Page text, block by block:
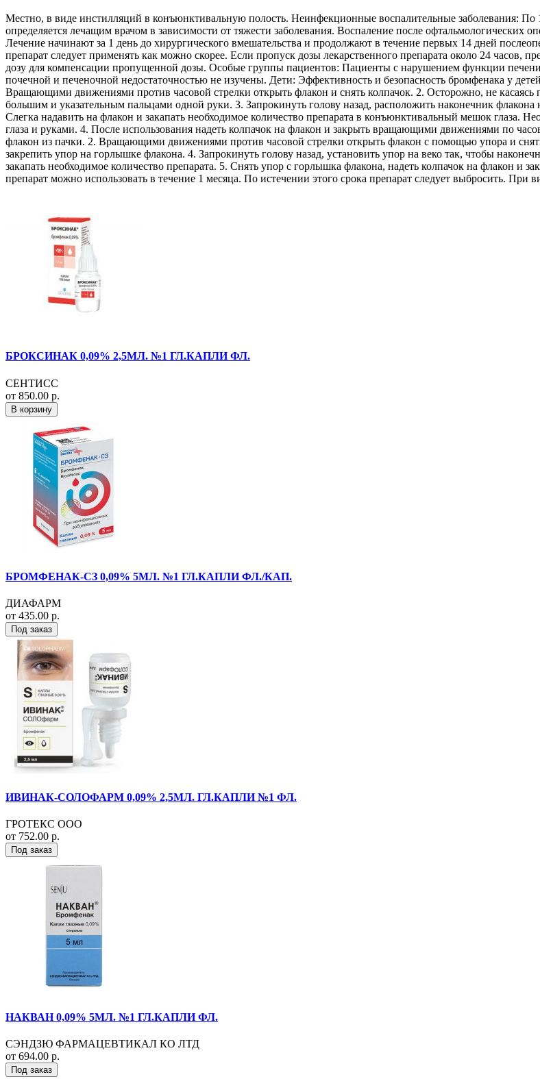
Местно, в виде инстилляций в конъюнктивальную полость. Неинфекционные воспалительные заболевания: По
определяется лечащим врачом в зависимости от тяжести заболевания. Воспаление после офтальмологических
Лечение начинают за 1 день до хирургического вмешательства и продолжают в течение первых 14 дней
препарат следует применять как можно скорее. Если пропуск дозы лекарственного препарата около 24 часов,
дозу для компенсации пропущенной дозы. Особые группы пациентов: Пациенты с нарушением функции
почечной и печеночной недостаточностью не изучены. Дети: Эффективность и безопасность бромфенака у
Вращающими движениями против часовой стрелки открыть флакон и снять колпачок. 2. Осторожно, не касаясь
большим и указательным пальцами одной руки. 3. Запрокинуть голову назад, расположить наконечник
Слегка надавить на флакон и закапать необходимое количество препарата в конъюнктивальный мешок глаза.
глаза и руками. 4. После использования надеть колпачок на флакон и закрыть вращающими движениями по
флакон из пачки. 2. Вращающими движениями против часовой стрелки открыть флакон с помощью упора и
закрепить упор на горлышке флакона. 4. Запрокинуть голову назад, установить упор на веко так, чтобы
закапать необходимое количество препарата. 5. Снять упор с горлышка флакона, надеть колпачок на флакон
препарат можно использовать в течение 1 месяца. По истечении этого срока препарат следует выбросить.
БРОКСИНАК 0,09% 2,5МЛ. №1 ГЛ.КАПЛИ ФЛ.
СЕНТИСС
от 850.00 р.
В корзину
БРОМФЕНАК-СЗ 0,09% 5МЛ. №1 ГЛ.КАПЛИ ФЛ./КАП.
ДИАФАРМ
от 435.00 р.
Под заказ
ИВИНАК-СОЛОФАРМ 0,09% 2,5МЛ. ГЛ.КАПЛИ №1 ФЛ.
ГРОТЕКС ООО
от 752.00 р.
Под заказ
НАКВАН 0,09% 5МЛ. №1 ГЛ.КАПЛИ ФЛ.
СЭНДЗЮ ФАРМАЦЕВТИКАЛ КО ЛТД
от 694.00 р.
Под заказ